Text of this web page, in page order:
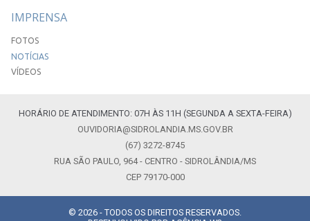
IMPRENSA
FOTOS
NOTÍCIAS
VÍDEOS
HORÁRIO DE ATENDIMENTO: 07H ÀS 11H (SEGUNDA A SEXTA-FEIRA)
OUVIDORIA@SIDROLANDIA.MS.GOV.BR
(67) 3272-8745
RUA SÃO PAULO, 964 - CENTRO - SIDROLÂNDIA/MS
CEP 79170-000
© 2026 - TODOS OS DIREITOS RESERVADOS.